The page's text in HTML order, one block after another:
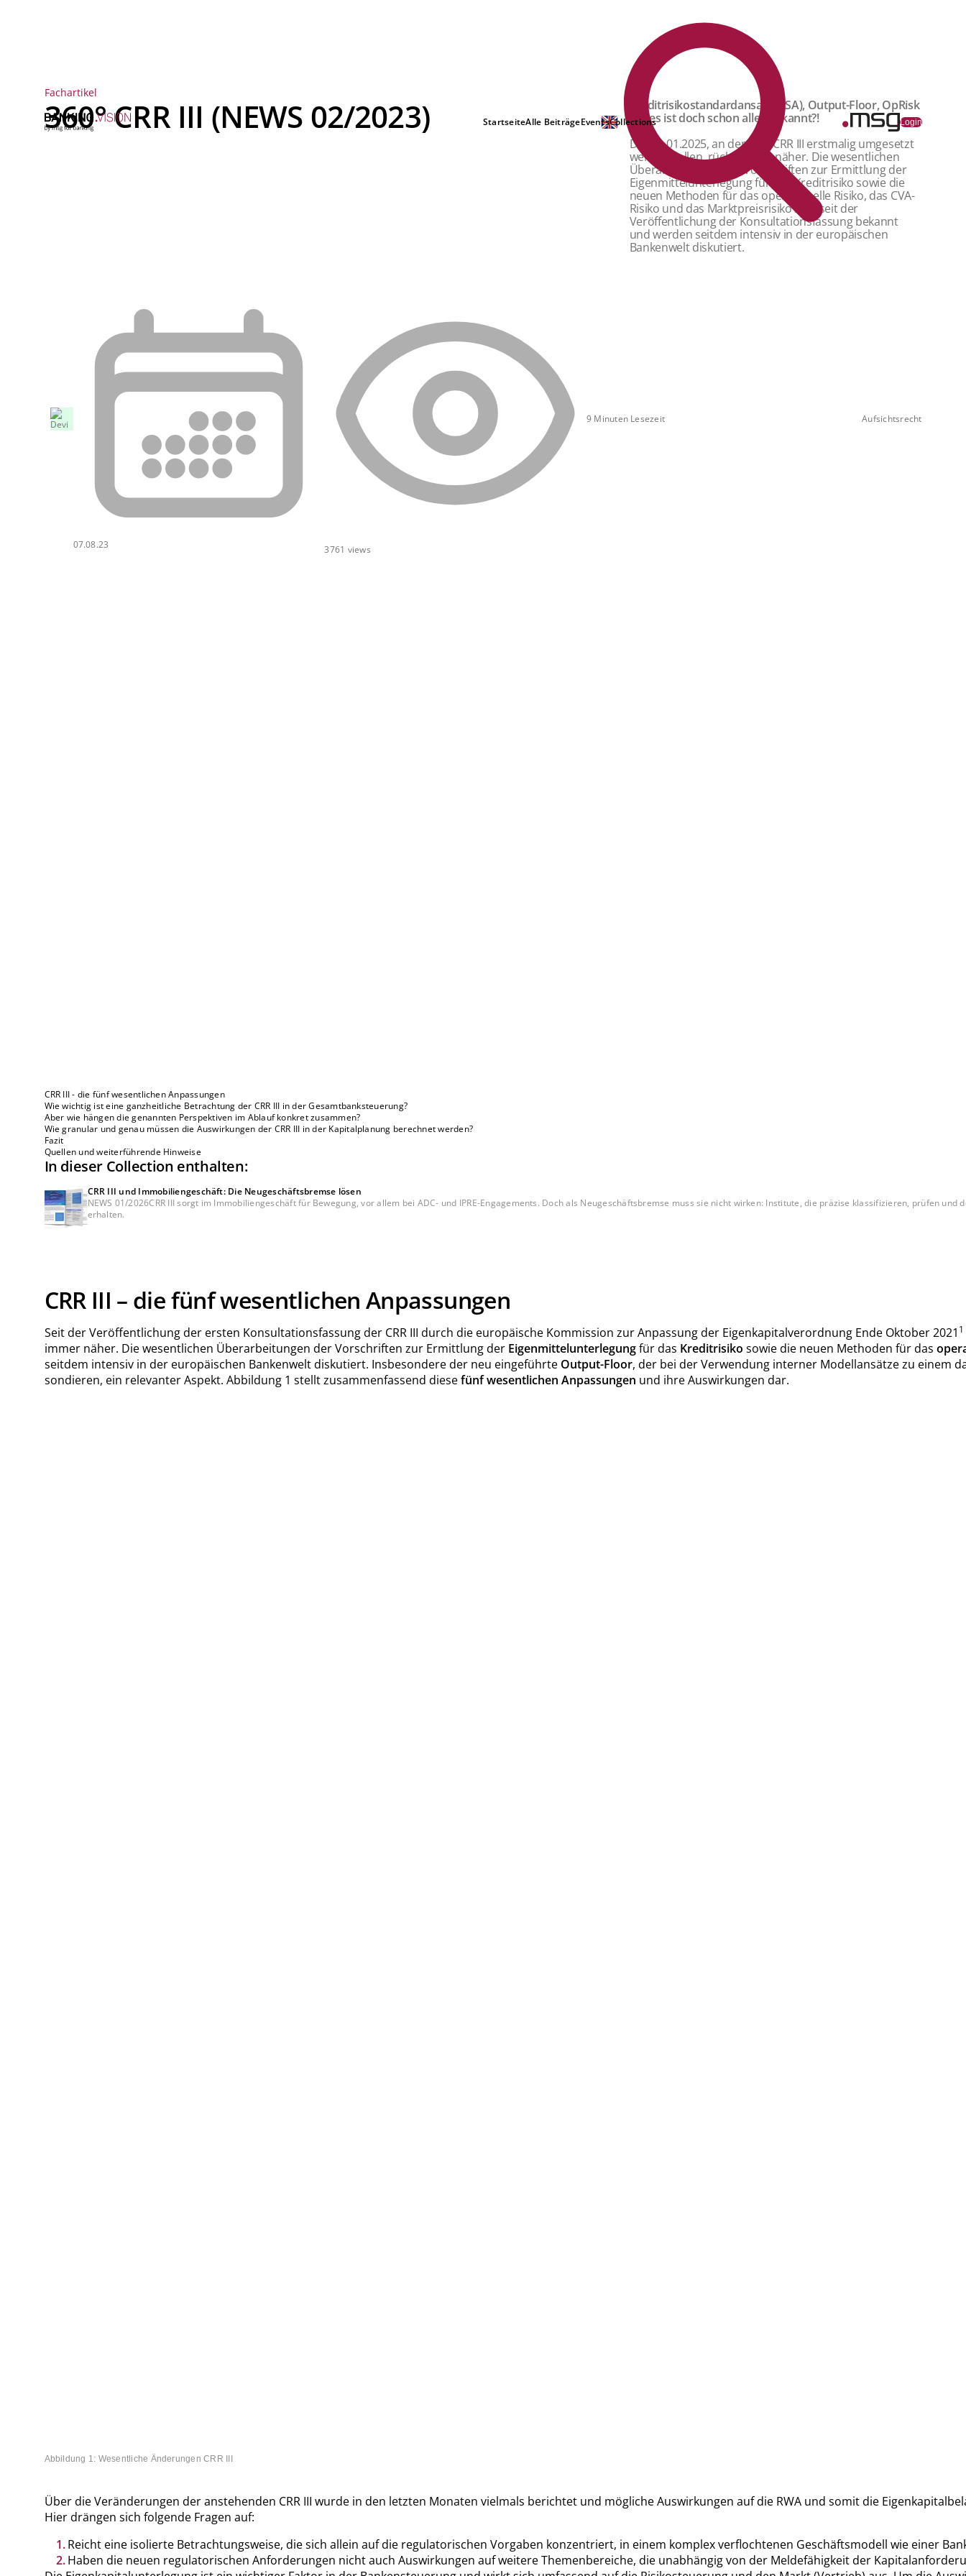
StartseiteAlle BeiträgeEventsCollections Login
Fachartikel
360° CRR III (NEWS 02/2023)
Kreditrisikostandardansatz (KSA), Output-Floor, OpRisk
… – es ist doch schon alles bekannt?!
Der 01.01.2025, an dem die CRR III erstmalig umgesetzt
werden sollen, rückt immer näher. Die wesentlichen
Überarbeitungen der Vorschriften zur Ermittlung der
Eigenmittelunterlegung für das Kreditrisiko sowie die
neuen Methoden für das operationelle Risiko, das CVA-
Risiko und das Marktpreisrisiko sind seit der
Veröffentlichung der Konsultationsfassung bekannt
und werden seitdem intensiv in der europäischen
Bankenwelt diskutiert.
07.08.23 3761 views
9 Minuten Lesezeit Aufsichtsrecht
CRR III - die fünf wesentlichen Anpassungen
Wie wichtig ist eine ganzheitliche Betrachtung der CRR III in der Gesamtbanksteuerung?
Aber wie hängen die genannten Perspektiven im Ablauf konkret zusammen?
Wie granular und genau müssen die Auswirkungen der CRR III in der Kapitalplanung berechnet werden?
Fazit
Quellen und weiterführende Hinweise
In dieser Collection enthalten:
CRR III und Immobiliengeschäft: Die Neugeschäftsbremse lösen
NEWS 01/2026CRR III sorgt im Immobiliengeschäft für Bewegung, vor allem bei ADC- und IPRE-Engagements. Doch als Neugeschäftsbremse muss sie nicht wirken: Institute, die präzise klassifizieren,
erhalten.
CRR III – die fünf wesentlichen Anpassungen
Seit der Veröffentlichung der ersten Konsultationsfassung der CRR III durch die europäische Kommission zur Anpassung der Eigenkapitalverordnung Ende Oktober 2021 1
immer näher. Die wesentlichen Überarbeitungen der Vorschriften zur Ermittlung der Eigenmittelunterlegungfür das Kreditrisiko sowie die neuen Methoden für das
seitdem intensiv in der europäischen Bankenwelt diskutiert. Insbesondere der neu eingeführte Output-Floor, der bei der Verwendung interner Modellansätze zu einem
sondieren, ein relevanter Aspekt. Abbildung 1 stellt zusammenfassend diesefünf wesentlichen Anpassungen und ihre Auswirkungen dar.
Abbildung 1: Wesentliche Änderungen CRR III
Über die Veränderungen der anstehenden CRR III wurde in den letzten Monaten vielmals berichtet und mögliche Auswirkungen auf die RWA und somit die
Hier drängen sich folgende Fragen auf:
Reicht eine isolierte Betrachtungsweise, die sich allein auf die regulatorischen Vorgaben konzentriert, in einem komplex verflochtenen Geschäftsmodell wie einer
Haben die neuen regulatorischen Anforderungen nicht auch Auswirkungen auf weitere Themenbereiche, die unabhängig von der Meldefähigkeit der